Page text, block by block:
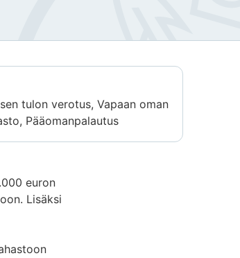
tulon verotus, Vapaan oman
Pääomanpalautus
euron
Lisäksi